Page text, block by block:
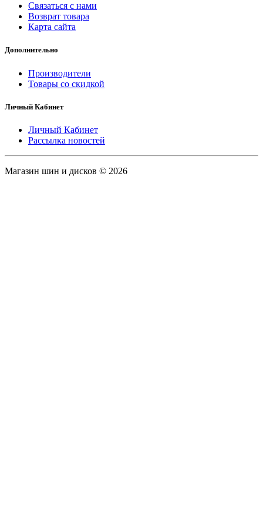
Связаться с нами
Возврат товара
Карта сайта
Дополнительно
Производители
Товары со скидкой
Личный Кабинет
Личный Кабинет
Рассылка новостей
Магазин шин и дисков © 2026